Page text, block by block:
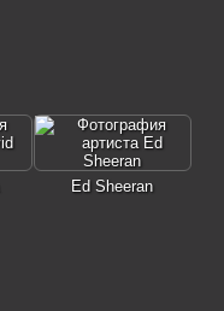
Ed Sheeran